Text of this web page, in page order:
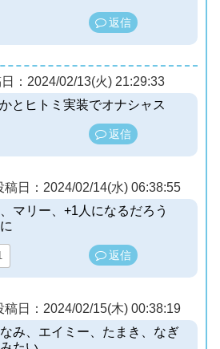
返信
：2024/02/13(火) 21:29:33
とヒトミ実装でオナシャス
返信
稿日：2024/02/14(水) 06:38:55
マリー、+1人になるだろう
返信
稿日：2024/02/15(木) 00:38:19
み、エイミー、たまき、なぎ